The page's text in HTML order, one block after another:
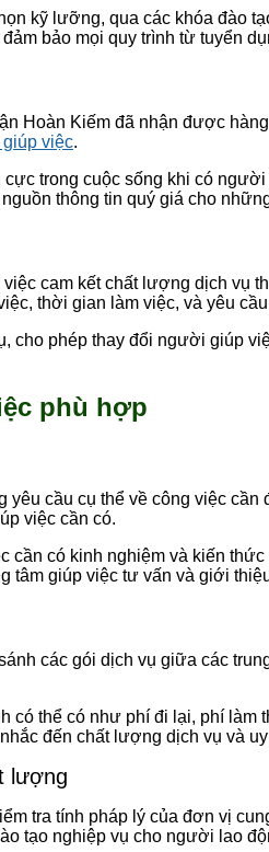
kỹ lưỡng, qua các khóa đào
bảo mọi quy trình từ tuyển
Hoàn Kiếm đã nhận được
việc.
trong cuộc sống khi có
thông tin quý giá cho
cam kết chất lượng dịch vụ
thời gian làm việc, và yêu
cho phép thay đổi người giúp
phù hợp
yêu cầu cụ thể về công việc
việc cần có.
cần có kinh nghiệm và kiến thức
tâm giúp việc tư vấn và giới
các gói dịch vụ giữa các
có thể có như phí đi lại, phí
đến chất lượng dịch vụ và
lượng
tra tính pháp lý của đơn vị
tạo nghiệp vụ cho người lao